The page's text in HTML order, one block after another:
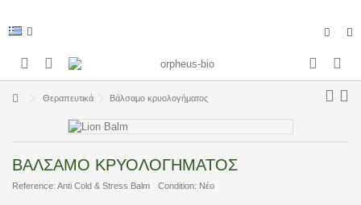
Θεραπευτικά Βάλσαμο κρυολογήματος
ΒΆΛΣΑΜΟ ΚΡΥΟΛΟΓΉΜΑΤΟΣ
Reference: Anti Cold & Stress Balm Condition: Νέο